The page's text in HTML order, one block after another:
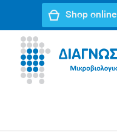
Shop online